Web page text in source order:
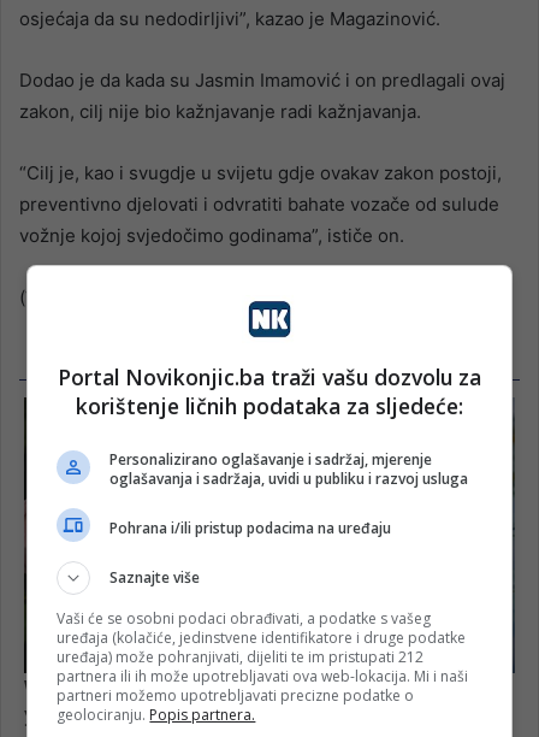
osjećaja da su nedodirljivi”, kazao je Magazinović.
Dodao je da kada su Jasmin Imamović i on predlagali ovaj
zakon, cilj nije bio kažnjavanje radi kažnjavanja.
“Cilj je, kao i svugdje u svijetu gdje ovakav zakon postoji,
preventivno djelovati i odvratiti bahate vozače od sulude
vožnje kojoj svjedočimo godinama”, ističe on.
(Vijesti.ba)
Portal Novikonjic.ba traži vašu dozvolu za
korištenje ličnih podataka za sljedeće:
Personalizirano oglašavanje i sadržaj, mjerenje
oglašavanja i sadržaja, uvidi u publiku i razvoj usluga
Pohrana i/ili pristup podacima na uređaju
Saznajte više
Vaši će se osobni podaci obrađivati, a podatke s vašeg
uređaja (kolačiće, jedinstvene identifikatore i druge podatke
uređaja) može pohranjivati, dijeliti te im pristupati 212
partnera ili ih može upotrebljavati ova web-lokacija. Mi i naši
partneri možemo upotrebljavati precizne podatke o
geolociranju. Popis partnera.